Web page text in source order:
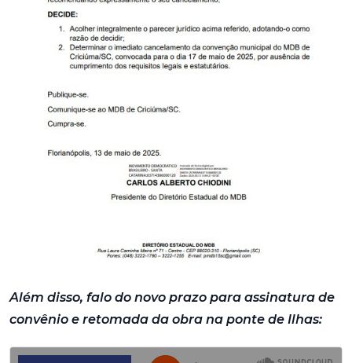
Além disso, falo do novo prazo para assinatura de
convênio e retomada da obra na ponte de Ilhas: